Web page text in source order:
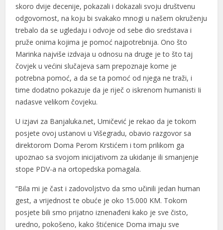
skoro dvije decenije, pokazali i dokazali svoju društvenu
odgovornost, na koju bi svakako mnogi u našem okruženju
trebalo da se ugledaju i odvoje od sebe dio sredstava i
pruže onima kojima je pomoć najpotrebnija. Ono što
Marinka najviše izdvaja u odnosu na druge je to što taj
čovjek u većini slučajeva sam prepoznaje kome je
potrebna pomoć, a da se ta pomoć od njega ne traži, i
time dodatno pokazuje da je riječ o iskrenom humanisti Ii
nadasve velikom čovjeku.
U izjavi za Banjaluka.net, Umičević je rekao da je tokom
posjete ovoj ustanovi u Višegradu, obavio razgovor sa
direktorom Doma Perom Krstićem i tom prilikom ga
upoznao sa svojom inicijativom za ukidanje ili smanjenje
stope PDV-a na ortopedska pomagala.
“Bila mi je čast i zadovoljstvo da smo učinili jedan human
gest, a vrijednost te obuće je oko 15.000 KM. Tokom
posjete bili smo prijatno iznenađeni kako je sve čisto,
uredno, pokošeno, kako štićenice Doma imaju sve